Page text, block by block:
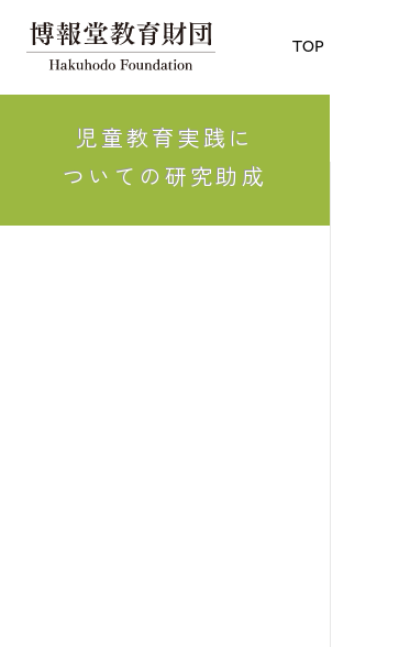
TOP
児童教育実践に
ついての研究助成